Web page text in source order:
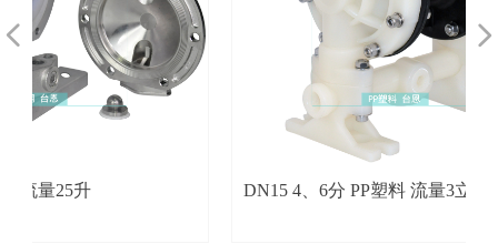
25升 DN15 4、6分 PP塑料 流量3立方
넳 넲